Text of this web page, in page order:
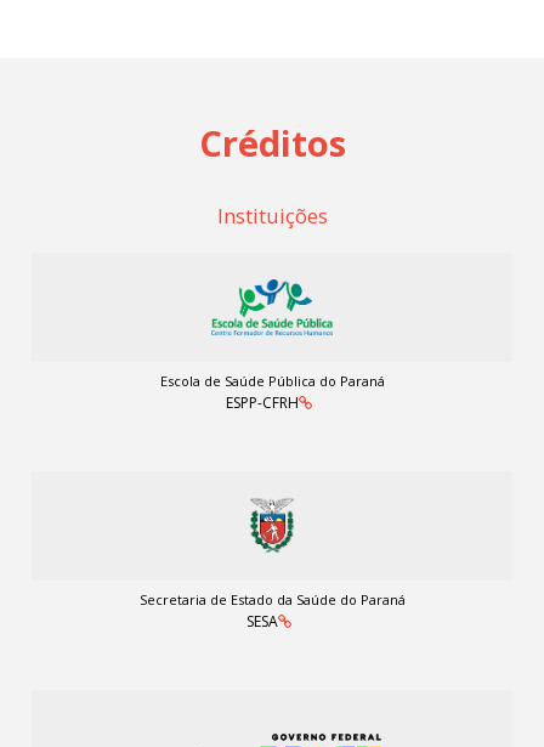
Créditos
Instituições
Escola de Saúde Pública do Paraná
ESPP-CFRH
Secretaria de Estado da Saúde do Paraná
SESA